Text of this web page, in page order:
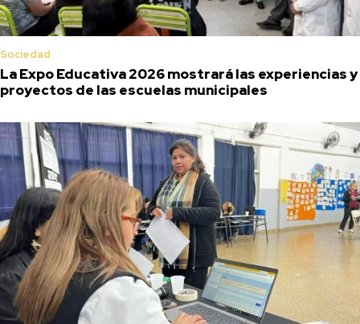
Sociedad
La Expo Educativa 2026 mostrará las experiencias y
proyectos de las escuelas municipales